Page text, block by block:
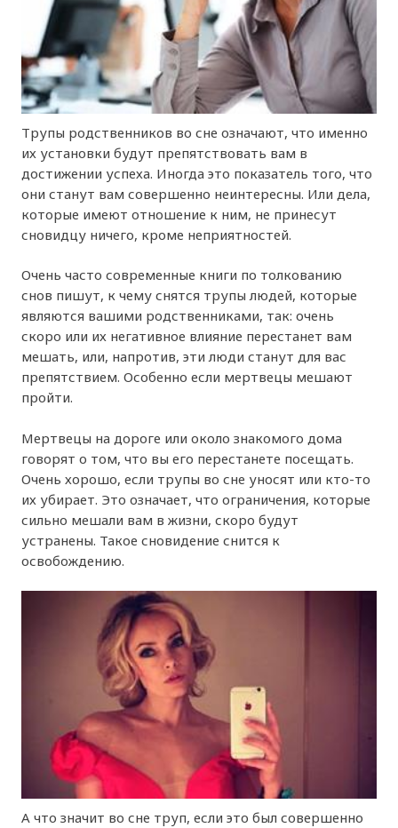
Трупы родственников во сне означают, что именно
их установки будут препятствовать вам в
достижении успеха. Иногда это показатель того, что
они станут вам совершенно неинтересны. Или дела,
которые имеют отношение к ним, не принесут
сновидцу ничего, кроме неприятностей.
Очень часто современные книги по толкованию
снов пишут, к чему снятся трупы людей, которые
являются вашими родственниками, так: очень
скоро или их негативное влияние перестанет вам
мешать, или, напротив, эти люди станут для вас
препятствием. Особенно если мертвецы мешают
пройти.
Мертвецы на дороге или около знакомого дома
говорят о том, что вы его перестанете посещать.
Очень хорошо, если трупы во сне уносят или кто-то
их убирает. Это означает, что ограничения, которые
сильно мешали вам в жизни, скоро будут
устранены. Такое сновидение снится к
освобождению.
А что значит во сне труп, если это был совершенно